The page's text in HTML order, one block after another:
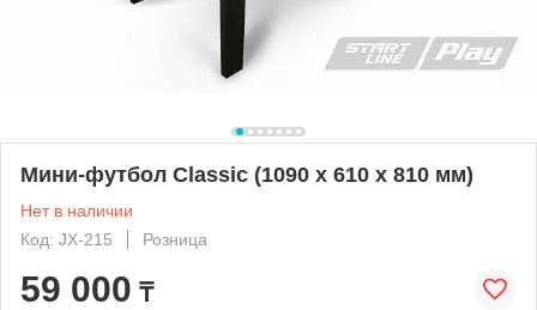
Мини-футбол Сlassic (1090 x 610 x 810 мм)
Нет в наличии
Код: JX-215
Розница
59 000 ₸